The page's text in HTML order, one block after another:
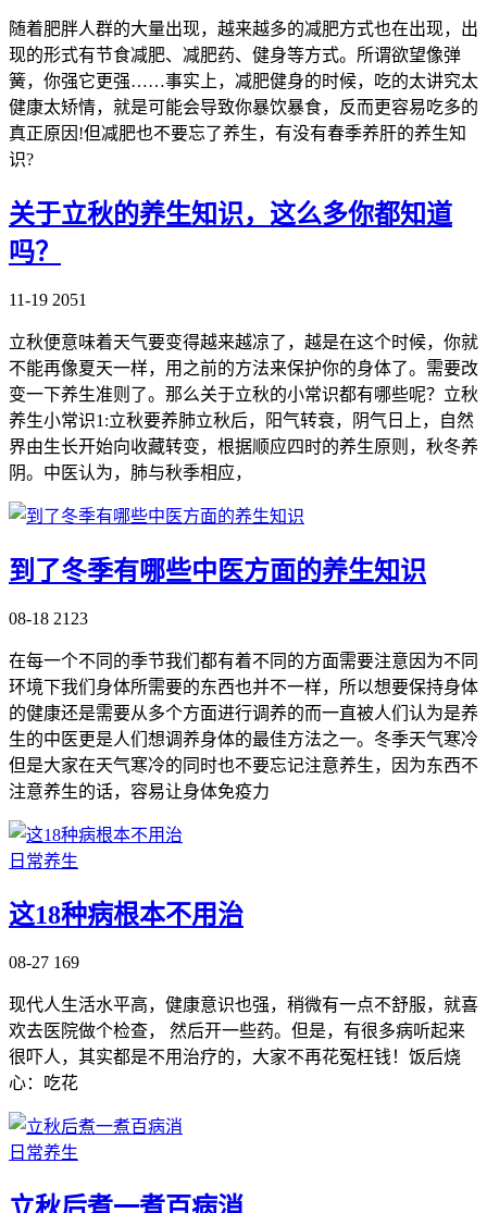
随着肥胖人群的大量出现，越来越多的减肥方式也在出现，出
现的形式有节食减肥、减肥药、健身等方式。所谓欲望像弹
簧，你强它更强……事实上，减肥健身的时候，吃的太讲究太
健康太矫情，就是可能会导致你暴饮暴食，反而更容易吃多的
真正原因!但减肥也不要忘了养生，有没有春季养肝的养生知
识?
关于立秋的养生知识，这么多你都知道
吗？
11-19 2051
立秋便意味着天气要变得越来越凉了，越是在这个时候，你就
不能再像夏天一样，用之前的方法来保护你的身体了。需要改
变一下养生准则了。那么关于立秋的小常识都有哪些呢？立秋
养生小常识1:立秋要养肺立秋后，阳气转衰，阴气日上，自然
界由生长开始向收藏转变，根据顺应四时的养生原则，秋冬养
阴。中医认为，肺与秋季相应，
到了冬季有哪些中医方面的养生知识
08-18 2123
在每一个不同的季节我们都有着不同的方面需要注意因为不同
环境下我们身体所需要的东西也并不一样，所以想要保持身体
的健康还是需要从多个方面进行调养的而一直被人们认为是养
生的中医更是人们想调养身体的最佳方法之一。冬季天气寒冷
但是大家在天气寒冷的同时也不要忘记注意养生，因为东西不
注意养生的话，容易让身体免疫力
日常养生
这18种病根本不用治
08-27 169
现代人生活水平高，健康意识也强，稍微有一点不舒服，就喜
欢去医院做个检查， 然后开一些药。但是，有很多病听起来
很吓人，其实都是不用治疗的，大家不再花冤枉钱！饭后烧
心：吃花
日常养生